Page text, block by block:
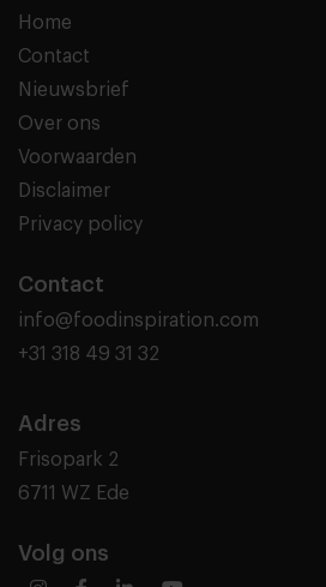
Home
Contact
Nieuwsbrief
Over ons
Voorwaarden
Disclaimer
Privacy policy
Contact
info@foodinspiration.com
+31 318 49 31 32
Adres
Frisopark 2
6711 WZ Ede
Volg ons